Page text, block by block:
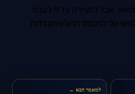
אבל לסגירה עדיף לעבור
קל לפספס רגש/התנגדות
למאמר הבא ←